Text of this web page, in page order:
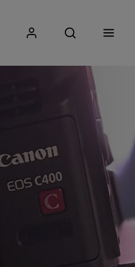
Mitt KristianiaÅpne søk
Skriv inn
Søk
Meny